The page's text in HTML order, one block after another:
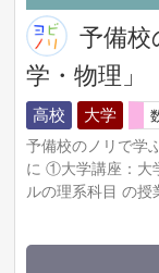
予備校
学・物理」
高校 大学
予備校のノリで学
に ①大学講座：大
ルの理系科目 の授